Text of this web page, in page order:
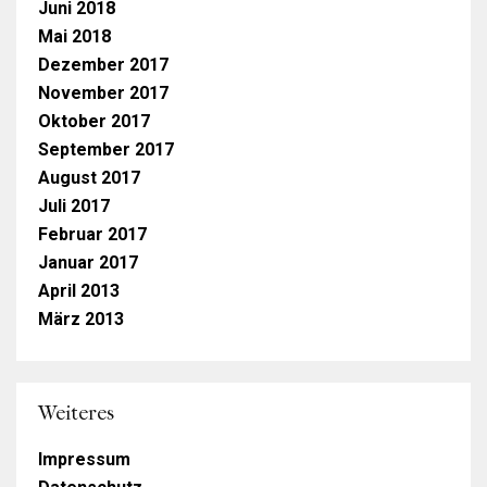
Juni 2018
Mai 2018
Dezember 2017
November 2017
Oktober 2017
September 2017
August 2017
Juli 2017
Februar 2017
Januar 2017
April 2013
März 2013
Weiteres
Impressum